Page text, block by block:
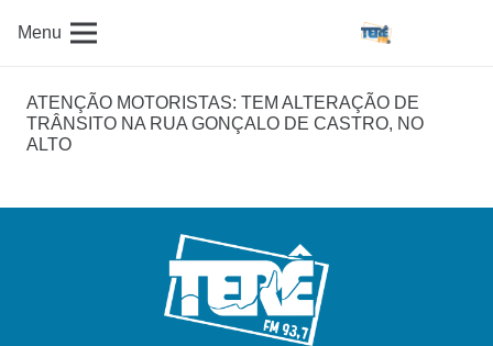
Menu
ATENÇÃO MOTORISTAS: TEM ALTERAÇÃO DE
TRÂNSITO NA RUA GONÇALO DE CASTRO, NO
ALTO